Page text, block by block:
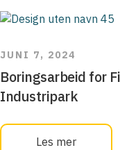
JUNI 7, 2024
Boringsarbeid for
Industripark
Les mer